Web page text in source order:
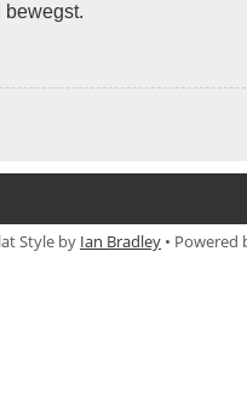
bewegst.
Style by Ian Bradley • Powered